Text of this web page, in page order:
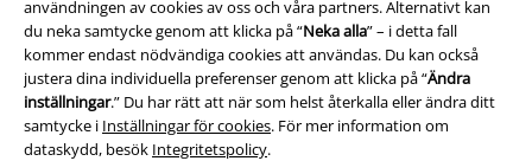
användningen av cookies av oss och våra partners. Alternativt kan
du neka samtycke genom att klicka på “Neka alla” – i detta fall
kommer endast nödvändiga cookies att användas. Du kan också
justera dina individuella preferenser genom att klicka på “Ändra
inställningar.” Du har rätt att när som helst återkalla eller ändra ditt
samtycke i Inställningar för cookies. För mer information om
dataskydd, besök Integritetspolicy.